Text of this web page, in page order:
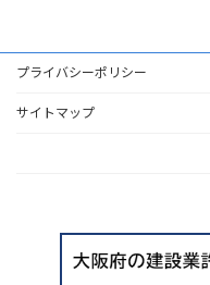
プライバシーポリシー
サイトマップ